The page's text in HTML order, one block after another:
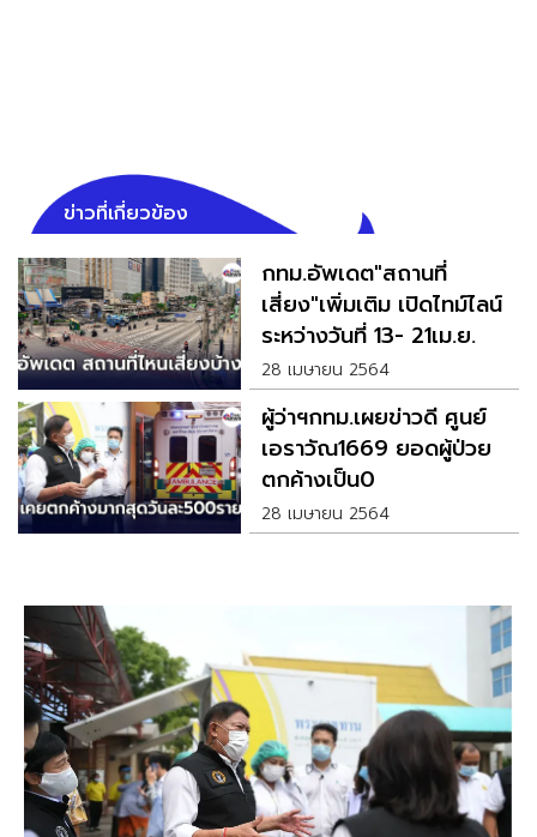
ข่าวที่เกี่ยวข้อง
กทม.อัพเดต"สถานที่
เสี่ยง"เพิ่มเติม เปิดไทม์ไลน์
ระหว่างวันที่ 13- 21เม.ย.
28 เมษายน 2564
ผู้ว่าฯกทม.เผยข่าวดี ศูนย์
เอราวัณ1669 ยอดผู้ป่วย
ตกค้างเป็น0
28 เมษายน 2564